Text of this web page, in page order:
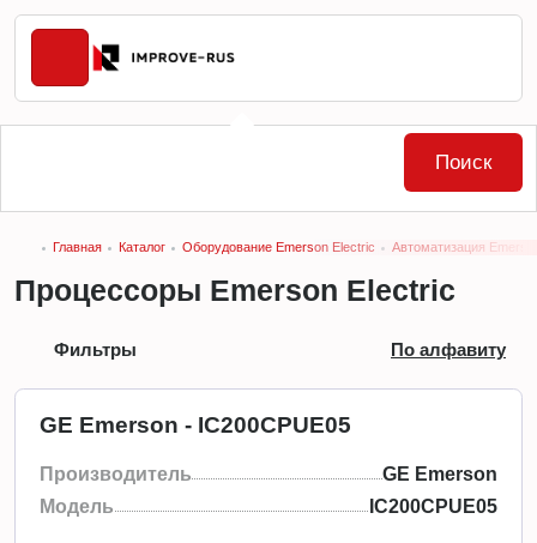
Главная Каталог Оборудование Emerson Electric Автоматизация
Процессоры Emerson Electric
Фильтры По алфавиту
GE Emerson - IC200CPUE05
Производитель
GE Emerson
Модель
IC200CPUE05
Поиск